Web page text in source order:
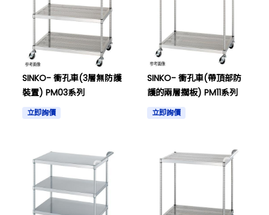
SINKO- 衝孔車(3層無防護
裝置) PM03系列
立即詢價
SINKO- 衝孔車(帶頂部防
護的兩層擱板) PM11系列
立即詢價